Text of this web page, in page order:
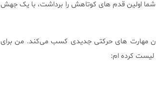
اولین قدم های کوتاهش را برداشت، با یک جهش
مهارت های حرکتی جدیدی کسب می‌کند. من برای
لیست کرده ام: